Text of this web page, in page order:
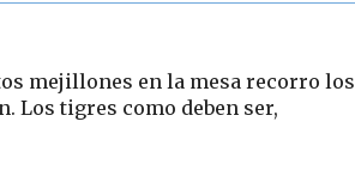
mejillones en la mesa recorro los
Los tigres como deben ser,